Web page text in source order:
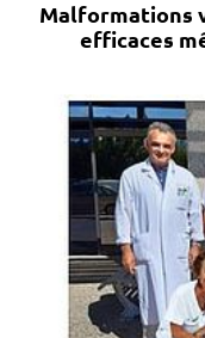
Malformations
efficaces